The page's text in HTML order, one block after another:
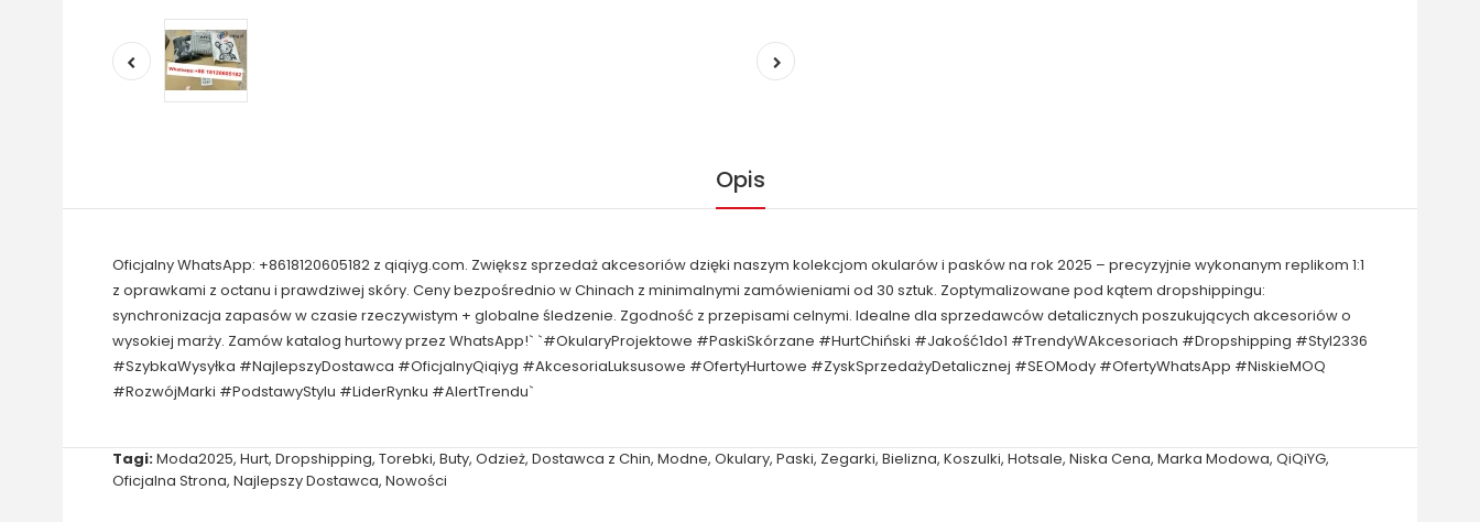
Opis
Oficjalny WhatsApp: +8618120605182 z qiqiyg.com. Zwiększ sprzedaż akcesoriów dzięki naszym kolekcjom okularów i pasków na rok 2025 – precyzyjnie wykonanym replikom 1:1
z oprawkami z octanu i prawdziwej skóry. Ceny bezpośrednio w Chinach z minimalnymi zamówieniami od 30 sztuk. Zoptymalizowane pod kątem dropshippingu:
synchronizacja zapasów w czasie rzeczywistym + globalne śledzenie. Zgodność z przepisami celnymi. Idealne dla sprzedawców detalicznych poszukujących akcesoriów o
wysokiej marży. Zamów katalog hurtowy przez WhatsApp!` `#OkularyProjektowe #PaskiSkórzane #HurtChiński #Jakość1do1 #TrendyWAkcesoriach #Dropshipping #Styl2336
#SzybkaWysyłka #NajlepszyDostawca #OficjalnyQiqiyg #AkcesoriaLuksusowe #OfertyHurtowe #ZyskSprzedażyDetalicznej #SEOMody #OfertyWhatsApp #NiskieMOQ
#RozwójMarki #PodstawyStylu #LiderRynku #AlertTrendu`
Tagi:Moda2025, Hurt, Dropshipping, Torebki, Buty, Odzież, Dostawca z Chin, Modne, Okulary, Paski, Zegarki, Bielizna, Koszulki, Hotsale, Niska Cena, Marka Modowa, QiQiYG,
Oficjalna Strona, Najlepszy Dostawca, Nowości